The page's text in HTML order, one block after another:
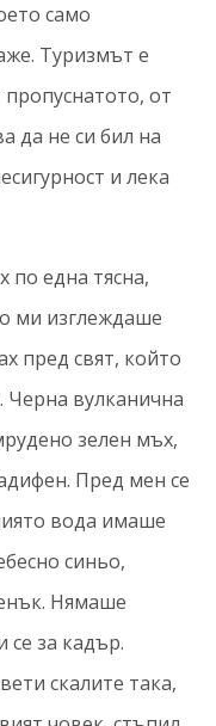
само
Туризмът е
пропуснатото, от
да не си бил на
и лека
по една тясна,
ми изглеждаше
пред свят, който
вулканична
зелен мъх,
Пред мен се
вода имаше
синьо,
Нямаше
за кадър.
скалите така,